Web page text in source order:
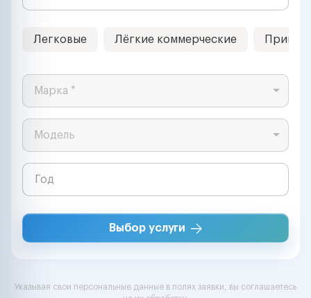
Легковые Лёгкие коммерческие
Марка *
Модель
Выбор услуги
Указывая свои персональные данные в полях заявки, вы соглашаетесь